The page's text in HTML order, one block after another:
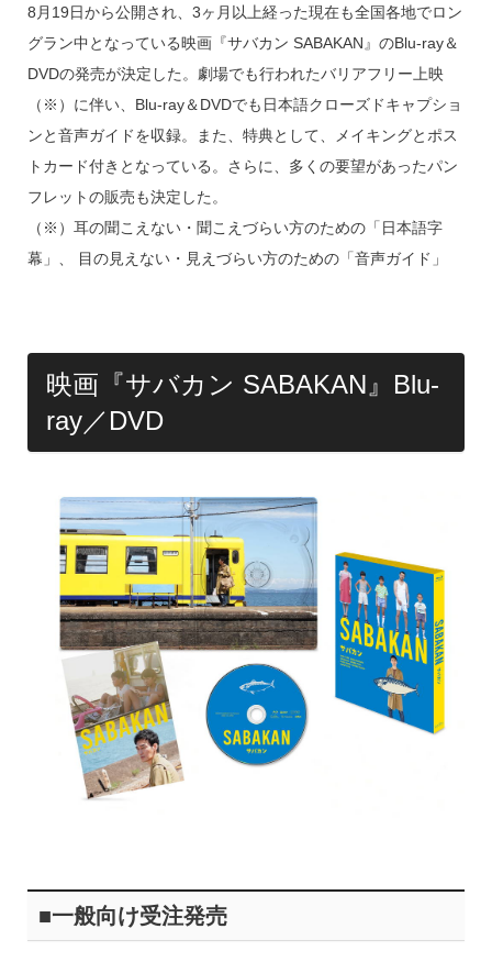
e
a
d
s
e
n
a
e
c
e
b
o
o
8月19日から公開され、3ヶ月以上経った現在も全国各地でロン
グラン中となっている映画『サバカン SABAKAN』のBlu-ray＆
DVDの発売が決定した。劇場でも行われたバリアフリー上映
（※）に伴い、Blu-ray＆DVDでも日本語クローズドキャプショ
ンと音声ガイドを収録。また、特典として、メイキングとポス
トカード付きとなっている。さらに、多くの要望があったパン
フレットの販売も決定した。
（※）耳の聞こえない・聞こえづらい方のための「日本語字
幕」、 目の見えない・見えづらい方のための「音声ガイド」
映画『サバカン SABAKAN』Blu-
ray／DVD
■一般向け受注発売